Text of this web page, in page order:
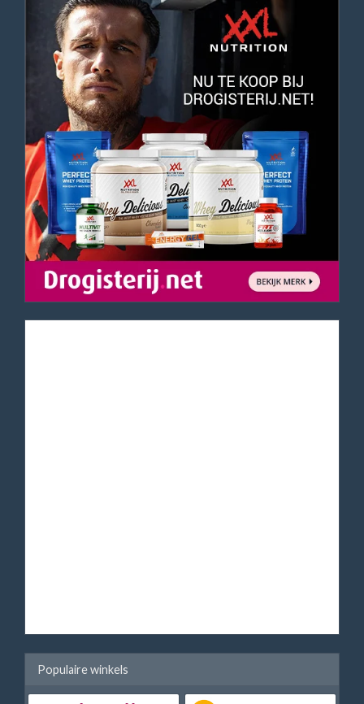
Populaire winkels